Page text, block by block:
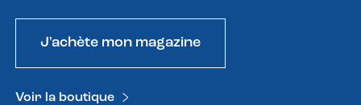
J'achète mon magazine
Voir la boutique